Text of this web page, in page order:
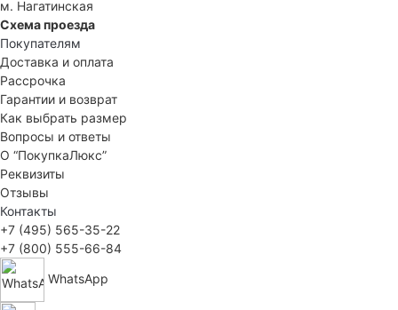
м. Нагатинская
Схема проезда
Покупателям
Доставка и оплата
Рассрочка
Гарантии и возврат
Как выбрать размер
Вопросы и ответы
О “ПокупкаЛюкс”
Реквизиты
Отзывы
Контакты
+7 (495) 565-35-22
+7 (800) 555-66-84
WhatsApp